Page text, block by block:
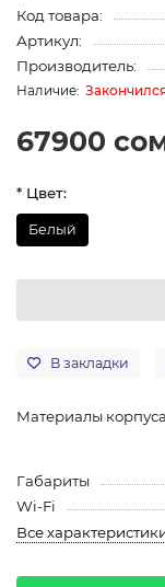
Код товара:
Артикул:
Производитель:
67900
* Цвет:
Белый
В закладки
Материалы корпуса
Габариты
Wi-Fi
Все